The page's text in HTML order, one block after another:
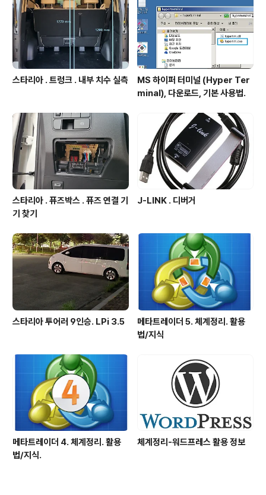
제공정보 : ht..
스타리아 . 트렁크 . 내부 치수 실측
MS 하이퍼 터미널 (Hyper Ter
minal), 다운로드, 기본 사용법.
스타리아 . 퓨즈박스 . 퓨즈 연결 기
기 찾기
J-LINK . 디버거
스타리아 투어러 9인승. LPi 3.5
메타트레이더 5. 체계정리. 활용
법/지식
메타트레이더 4. 체계정리. 활용
법/지식.
체계정리-워드프레스 활용 정보